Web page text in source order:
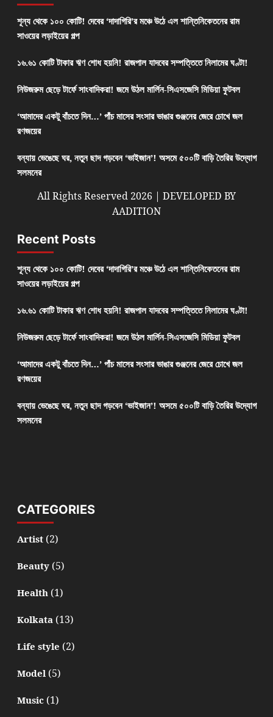
শূন্য থেকে ১০০ কোটি! দেবের ‘দাদাগিরি’র মঞ্চে উঠে এল শান্তিনিকেতনের রাম
সাওয়ের লড়াইয়ের গল্প
১৬.৬১ কোটি টাকার ঋণ শোধ হয়নি! রাজপাল যাদবের সম্পত্তিতে নিলামের ঘণ্টা!
নিউজরুম ছেড়ে টার্ফে সাংবাদিকরা! জমে উঠল মার্লিন-সিএসজেসি মিডিয়া ফুটবল
‘আমাদের একটু বাঁচতে দিন…’ পাঁচ মাসের সংসার ভাঙার গুঞ্জনের জেরে চোখে জল
রণজয়ের
বন্যায় ভেঙেছে ঘর, নতুন ছাদ গড়বেন ‘ভাইজান’! অসমে ৫০০টি বাড়ি তৈরির উদ্যোগ
সলমনের
All Rights Reserved 2026 | DEVELOPED BY
AADITION
Recent Posts
শূন্য থেকে ১০০ কোটি! দেবের ‘দাদাগিরি’র মঞ্চে উঠে এল শান্তিনিকেতনের রাম
সাওয়ের লড়াইয়ের গল্প
১৬.৬১ কোটি টাকার ঋণ শোধ হয়নি! রাজপাল যাদবের সম্পত্তিতে নিলামের ঘণ্টা!
নিউজরুম ছেড়ে টার্ফে সাংবাদিকরা! জমে উঠল মার্লিন-সিএসজেসি মিডিয়া ফুটবল
‘আমাদের একটু বাঁচতে দিন…’ পাঁচ মাসের সংসার ভাঙার গুঞ্জনের জেরে চোখে জল
রণজয়ের
বন্যায় ভেঙেছে ঘর, নতুন ছাদ গড়বেন ‘ভাইজান’! অসমে ৫০০টি বাড়ি তৈরির উদ্যোগ
সলমনের
CATEGORIES
Artist(2)
Beauty(5)
Health(1)
Kolkata(13)
Life style (2)
Model(5)
Music(1)